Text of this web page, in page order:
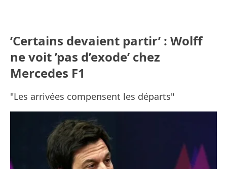
’Certains devaient partir’ : Wolff
ne voit ’pas d’exode’ chez
Mercedes F1
"Les arrivées compensent les départs"